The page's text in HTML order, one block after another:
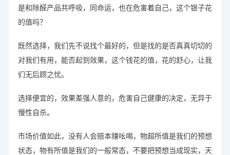
是和除醛产品共呼吸，同命运，也在危害着自己，这个银子花
的值吗？
既然选择，我们先不说找个最好的，但是找的是否真真切切的
对我们有用，能否起到效果，这个钱花的值，花的舒心，让我
们无后顾之忧。
选择便宜的，效果差强人意的，危害自己健康的决定，无异于
慢性自杀。
市场价值如此，没有人会赔本赚吆喝，物超所值是我们的预想
状态，物有所值是我们的一般常态，不要把预想当成现实，天